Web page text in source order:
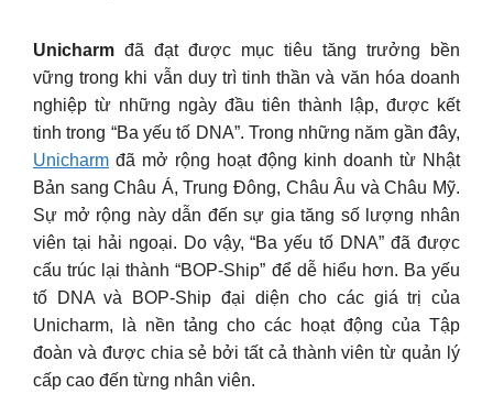
Unicharm đã đạt được mục tiêu tăng trưởng bền
vững trong khi vẫn duy trì tinh thần và văn hóa doanh
nghiệp từ những ngày đầu tiên thành lập, được kết
tinh trong “Ba yếu tố DNA”. Trong những năm gần đây,
Unicharm đã mở rộng hoạt động kinh doanh từ Nhật
Bản sang Châu Á, Trung Đông, Châu Âu và Châu Mỹ.
Sự mở rộng này dẫn đến sự gia tăng số lượng nhân
viên tại hải ngoại. Do vậy, “Ba yếu tố DNA” đã được
cấu trúc lại thành “BOP-Ship” để dễ hiểu hơn. Ba yếu
tố DNA và BOP-Ship đại diện cho các giá trị của
Unicharm, là nền tảng cho các hoạt động của Tập
đoàn và được chia sẻ bởi tất cả thành viên từ quản lý
cấp cao đến từng nhân viên.